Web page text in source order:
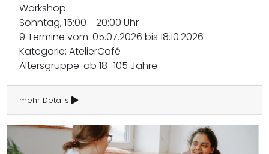
Workshop
Sonntag, 15:00 - 20:00 Uhr
9 Termine vom: 05.07.2026 bis 18.10.2026
Kategorie: AtelierCafé
Altersgruppe: ab 18–105 Jahre
mehr Details